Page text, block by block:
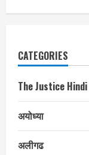
CATEGORIES
The Justice Hindi
अयोध्या
अलीगढ